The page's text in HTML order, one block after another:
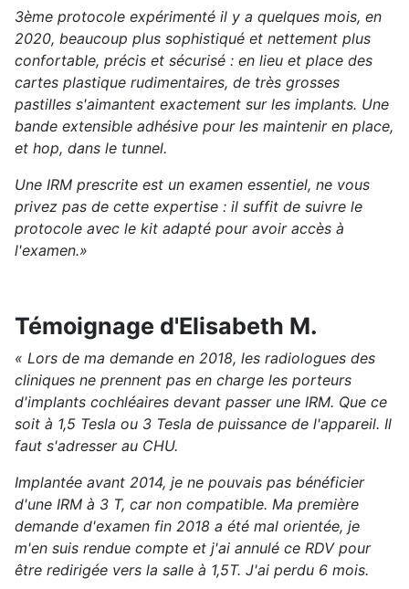
3ème protocole expérimenté il y a quelques mois, en
2020, beaucoup plus sophistiqué et nettement plus
confortable, précis et sécurisé : en lieu et place des
cartes plastique rudimentaires, de très grosses
pastilles s'aimantent exactement sur les implants. Une
bande extensible adhésive pour les maintenir en place,
et hop, dans le tunnel.
Une IRM prescrite est un examen essentiel, ne vous
privez pas de cette expertise : il suffit de suivre le
protocole avec le kit adapté pour avoir accès à
l'examen.»
Témoignage d'Elisabeth M.
« Lors de ma demande en 2018, les radiologues des
cliniques ne prennent pas en charge les porteurs
d'implants cochléaires devant passer une IRM. Que ce
soit à 1,5 Tesla ou 3 Tesla de puissance de l'appareil. Il
faut s'adresser au CHU.
Implantée avant 2014, je ne pouvais pas bénéficier
d'une IRM à 3 T, car non compatible. Ma première
demande d'examen fin 2018 a été mal orientée, je
m'en suis rendue compte et j'ai annulé ce RDV pour
être redirigée vers la salle à 1,5T. J'ai perdu 6 mois.